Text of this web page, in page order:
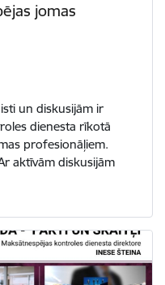
jomas
un diskusijām ir
dienesta rīkotā
profesionāļiem.
aktīvām diskusijām